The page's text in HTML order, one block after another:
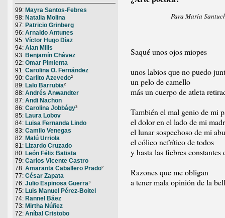
99: Mayra Santos-Febres
98: Natalia Molina
97: Patricio Grinberg
96: Arnaldo Antunes
95: Víctor Hugo Díaz
94: Alan Mills
93: Benjamín Chávez
92: Omar Pimienta
91: Carolina O. Fernández
90: Carlito Azevedo²
89: Lalo Barrubia²
88: Andrés Anwandter
87: Andi Nachon
86: Carolina Jobbágy³
85: Laura Lobov
84: Luisa Fernanda Lindo
83: Camilo Venegas
82: Malú Urriola
81: Lizardo Cruzado
80: León Félix Batista
79: Carlos Vicente Castro
78: Amaranta Caballero Prado²
77: César Zapata
76: Julio Espinosa Guerra³
75: Luis Manuel Pérez-Boitel
74: Rannel Báez
73: Mirtha Núñez
72: Aníbal Cristobo
Para María
Saqué unos ojos miopes
unos labios que no puedo
un pelo de camello
más un cuerpo de atleta
También el mal genio de mi
el dolor en el lado de mi
el lunar sospechoso de mi
el cólico nefrítico de todos
y hasta las fiebres constantes
Razones que me obligan
a tener mala opinión de la